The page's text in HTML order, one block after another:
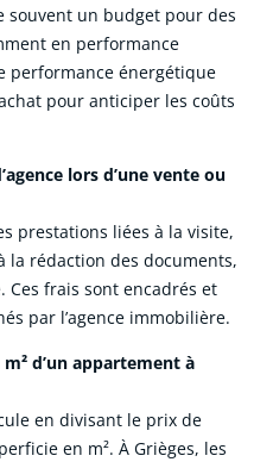
souvent un budget pour des
en performance
performance énergétique
pour anticiper les coûts
lors d’une vente ou
prestations liées à la visite,
la rédaction des documents,
frais sont encadrés et
par l’agence immobilière.
d’un appartement à
en divisant le prix de
en m². À Grièges, les